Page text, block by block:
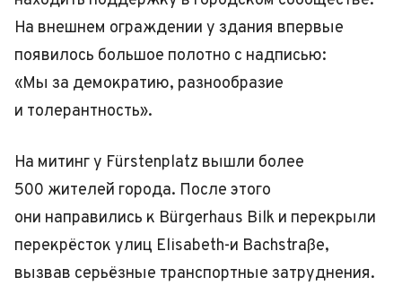
На внешнем ограждении у здания впервые
появилось большое полотно с надписью:
«Мы за демократию, разнообразие
и толерантность».
На митинг у Fürstenplatz вышли более
500 жителей города. После этого
они направились к Bürgerhaus Bilk и перекрыли
перекрёсток улиц Elisabeth-и Bachstraße,
вызвав серьёзные транспортные затруднения.